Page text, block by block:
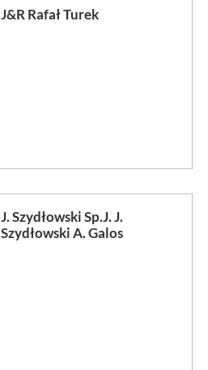
J&R Rafał Turek
J. Szydłowski Sp.J. J.
Szydłowski A. Galos